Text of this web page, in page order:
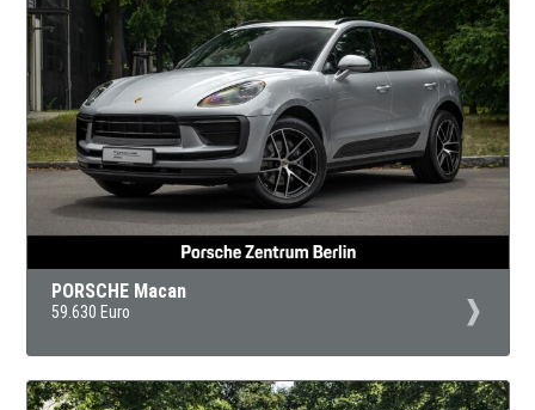
PORSCHE Macan
59.630 Euro